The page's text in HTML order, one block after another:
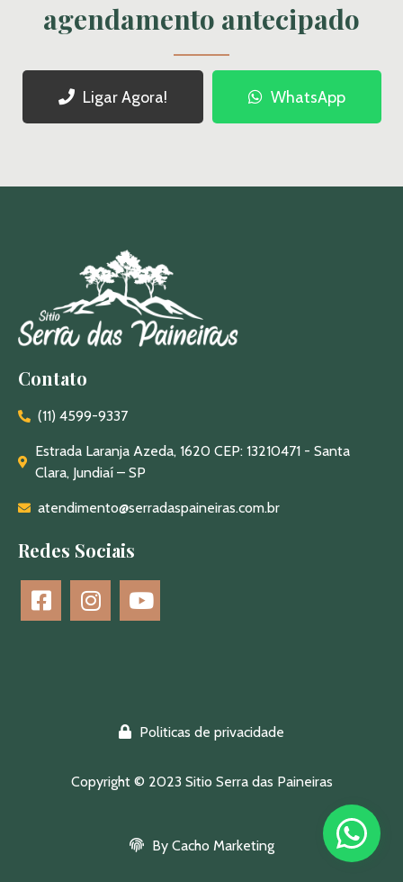
agendamento antecipado
Ligar Agora! WhatsApp
Contato
(11) 4599-9337
Estrada Laranja Azeda, 1620 CEP: 13210471 - Santa
Clara, Jundiaí – SP
atendimento@serradaspaineiras.com.br
Redes Sociais
Politicas de privacidade
Copyright © 2023 Sitio Serra das Paineiras
By Cacho Marketing